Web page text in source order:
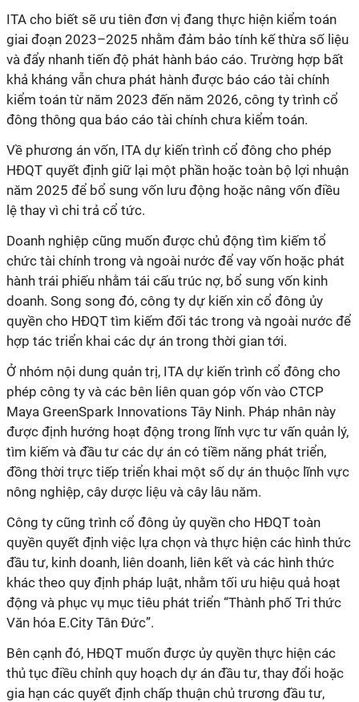
ITA cho biết sẽ ưu tiên đơn vị đang thực hiện kiểm toán
giai đoạn 2023–2025 nhằm đảm bảo tính kế thừa số liệu
và đẩy nhanh tiến độ phát hành báo cáo. Trường hợp bất
khả kháng vẫn chưa phát hành được báo cáo tài chính
kiểm toán từ năm 2023 đến năm 2026, công ty trình cổ
đông thông qua báo cáo tài chính chưa kiểm toán.
Về phương án vốn, ITA dự kiến trình cổ đông cho phép
HĐQT quyết định giữ lại một phần hoặc toàn bộ lợi nhuận
năm 2025 để bổ sung vốn lưu động hoặc nâng vốn điều
lệ thay vì chi trả cổ tức.
Doanh nghiệp cũng muốn được chủ động tìm kiếm tổ
chức tài chính trong và ngoài nước để vay vốn hoặc phát
hành trái phiếu nhằm tái cấu trúc nợ, bổ sung vốn kinh
doanh. Song song đó, công ty dự kiến xin cổ đông ủy
quyền cho HĐQT tìm kiếm đối tác trong và ngoài nước để
hợp tác triển khai các dự án trong thời gian tới.
Ở nhóm nội dung quản trị, ITA dự kiến trình cổ đông cho
phép công ty và các bên liên quan góp vốn vào CTCP
Maya GreenSpark Innovations Tây Ninh. Pháp nhân này
được định hướng hoạt động trong lĩnh vực tư vấn quản lý,
tìm kiếm và đầu tư các dự án có tiềm năng phát triển,
đồng thời trực tiếp triển khai một số dự án thuộc lĩnh vực
nông nghiệp, cây dược liệu và cây lâu năm.
Công ty cũng trình cổ đông ủy quyền cho HĐQT toàn
quyền quyết định việc lựa chọn và thực hiện các hình thức
đầu tư, kinh doanh, liên doanh, liên kết và các hình thức
khác theo quy định pháp luật, nhằm tối ưu hiệu quả hoạt
động và phục vụ mục tiêu phát triển “Thành phố Tri thức
Văn hóa E.City Tân Đức”.
Bên cạnh đó, HĐQT muốn được ủy quyền thực hiện các
thủ tục điều chỉnh quy hoạch dự án đầu tư, thay đổi hoặc
gia hạn các quyết định chấp thuận chủ trương đầu tư,